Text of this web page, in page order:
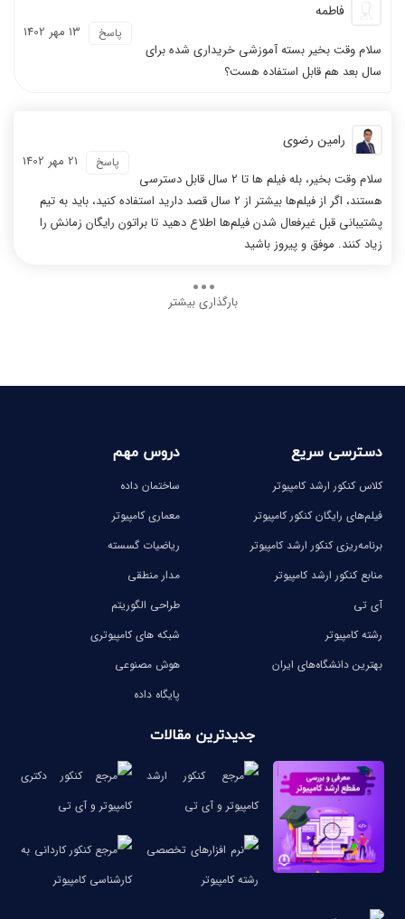
فاطمه
13 مهر 1402 پاسخ
سلام وقت بخیر بسته آموزشی خریداری شده برای
سال بعد هم قابل استفاده هست؟
رامین رضوی
21 مهر 1402 پاسخ
سلام وقت بخیر، بله فیلم ها تا 2 سال قابل دسترسی
هستند، اگر از فیلم‌ها بیشتر از 2 سال قصد دارید استفاده کنید، باید به تیم
پشتیبانی قبل غیرفعال شدن فیلم‌ها اطلاع دهید تا براتون رایگان زمانش را
زیاد کنند. موفق و پیروز باشید
بارگذاری بیشتر
دسترسی سریع
کلاس کنکور ارشد کامپیوتر
فیلم‌های رایگان کنکور کامپیوتر
برنامه‌ریزی کنکور ارشد کامپیوتر
منابع کنکور ارشد کامپیوتر
آی تی
رشته کامپیوتر
بهترین دانشگاه‌های ایران
دروس مهم
ساختمان داده
معماری کامپیوتر
ریاضیات گسسته
مدار منطقی
طراحی الگوریتم
شبکه های کامپیوتری
هوش مصنوعی
پایگاه داده
جدیدترین مقالات